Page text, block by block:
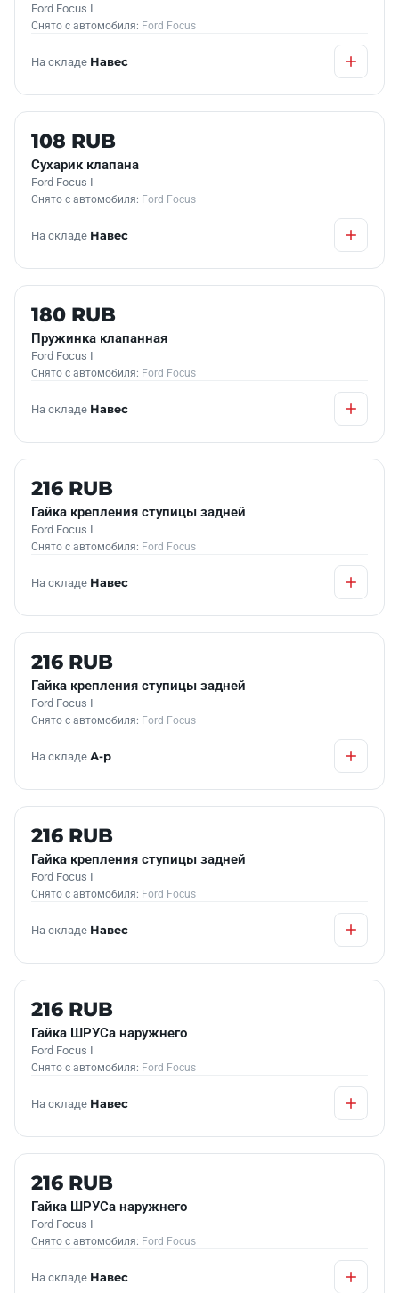
Ford Focus I
Снято с автомобиля: Ford Focus
На складе Навес
Б/У В НАЛИЧИИ
108 RUB
Сухарик клапана
Ford Focus I
Снято с автомобиля: Ford Focus
На складе Навес
Б/У В НАЛИЧИИ
180 RUB
Пружинка клапанная
Ford Focus I
Снято с автомобиля: Ford Focus
На складе Навес
Б/У В НАЛИЧИИ
216 RUB
Гайка крепления ступицы задней
Ford Focus I
Снято с автомобиля: Ford Focus
На складе Навес
Б/У В НАЛИЧИИ
216 RUB
Гайка крепления ступицы задней
Ford Focus I
Снято с автомобиля: Ford Focus
На складе А-р
Б/У В НАЛИЧИИ
216 RUB
Гайка крепления ступицы задней
Ford Focus I
Снято с автомобиля: Ford Focus
На складе Навес
Б/У В НАЛИЧИИ
216 RUB
Гайка ШРУСа наружнего
Ford Focus I
Снято с автомобиля: Ford Focus
На складе Навес
Б/У В НАЛИЧИИ
216 RUB
Гайка ШРУСа наружнего
Ford Focus I
Снято с автомобиля: Ford Focus
На складе Навес